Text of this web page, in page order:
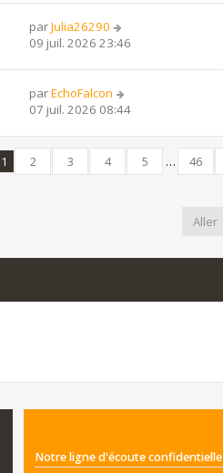
parJulia26290
09 juil. 2026 23:46
parEchoFalcon
07 juil. 2026 08:44
sur46
1 2 3 4 5 …
46
Aller
Notre ligne d'écoute confidentielle